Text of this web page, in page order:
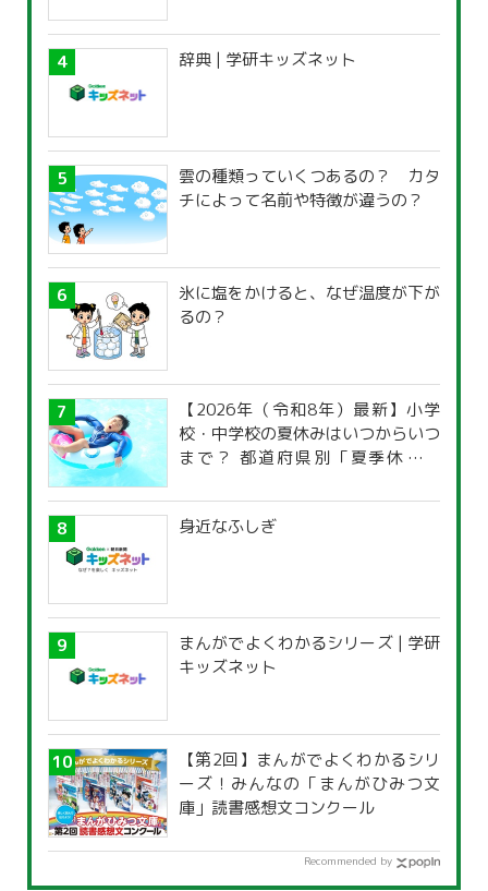
辞典 | 学研キッズネット
雲の種類っていくつあるの？ カタ
チによって名前や特徴が違うの？
氷に塩をかけると、なぜ温度が下が
るの？
【2026年（令和8年）最新】小学
校・中学校の夏休みはいつからいつ
まで？ 都道府県別「夏季休暇一
身近なふしぎ
まんがでよくわかるシリーズ | 学研
キッズネット
【第2回】まんがでよくわかるシリ
ーズ！みんなの「まんがひみつ文
庫」読書感想文コンクール
Recommended by